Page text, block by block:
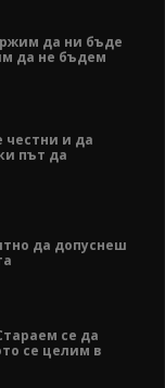
да ни бъде
да не бъдем
честни и да
път да
да допуснеш
се да
се целим в